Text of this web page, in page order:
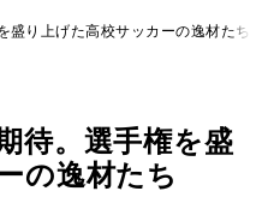
盛り上げた高校サッカーの逸材たち
待。選手権を盛
の逸材たち